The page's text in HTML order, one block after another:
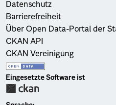
Datenschutz
Barrierefreiheit
Über Open Data-Portal der
CKAN API
CKAN Vereinigung
Eingesetzte Software ist